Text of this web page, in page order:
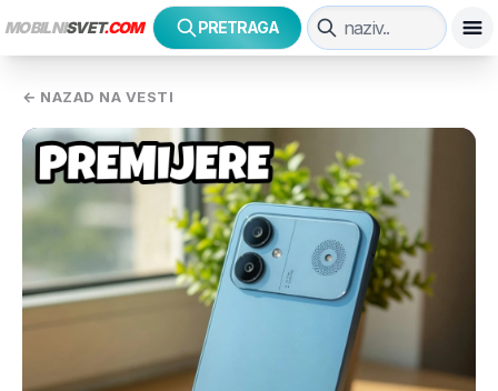
MOBILNISVET.COM PRETRAGA
← NAZAD NA VESTI